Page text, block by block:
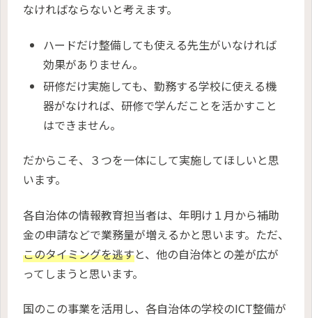
なければならないと考えます。
ハードだけ整備しても使える先生がいなければ
効果がありません。
研修だけ実施しても、勤務する学校に使える機
器がなければ、研修で学んだことを活かすこと
はできません。
だからこそ、３つを一体にして実施してほしいと思
います。
各自治体の情報教育担当者は、年明け１月から補助
金の申請などで業務量が増えるかと思います。ただ、
このタイミングを逃すと、他の自治体との差が広が
ってしまうと思います。
国のこの事業を活用し、各自治体の学校のICT整備が